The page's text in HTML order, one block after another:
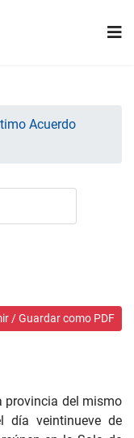
Acuerdo
/ Guardar como PDF
provincia del mismo
día veintinueve de